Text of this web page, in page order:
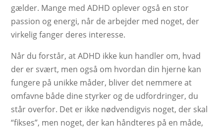
gælder. Mange med ADHD oplever også en stor
passion og energi, når de arbejder med noget, der
virkelig fanger deres interesse.
Når du forstår, at ADHD ikke kun handler om, hvad
der er svært, men også om hvordan din hjerne kan
fungere på unikke måder, bliver det nemmere at
omfavne både dine styrker og de udfordringer, du
står overfor. Det er ikke nødvendigvis noget, der skal
“fikses”, men noget, der kan håndteres på en måde,